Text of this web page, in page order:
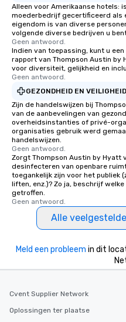
Alleen voor Amerikaanse hotels:
moederbedrijf gecertificeerd als
eigendom is van diverse
volgende diverse bedrijven u
Geen antwoord.
Indien van toepassing, kunt u
rapport van Thompson Austin by
voor diversiteit, gelijkheid en
Geen antwoord.
GEZONDHEID EN VEILIGHEID
Zijn de handelswijzen bij
van de aanbevelingen van
overheidsinstanties of privé-
organisaties gebruik werd
handelswijzen.
Geen antwoord.
Zorgt Thompson Austin by Hyatt
desinfecteren van openbare
toegankelijk zijn voor het publiek
liften, enz.)? Zo ja, beschrijf
getroffen.
Geen antwoord.
Alle
Meld een probleem in dit
Cvent Supplier Network
Oplossingen ter plaatse